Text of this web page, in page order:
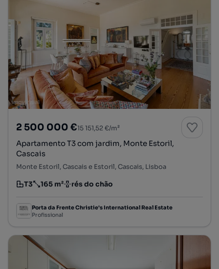
2 500 000 €15 151,52 €/m²
Apartamento T3 com jardim, Monte Estoril,
Cascais
Monte Estoril, Cascais e Estoril, Cascais, Lisboa
Tipologia
T3
Preço por metro quadrado
165 m²
Andar rés do chão
Porta da Frente Christie's International Real Estate
Profissional